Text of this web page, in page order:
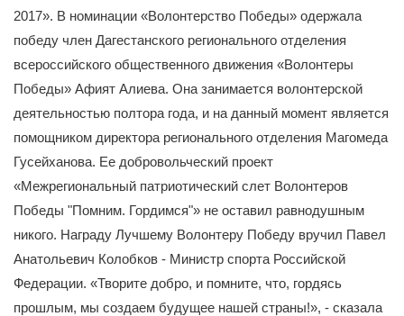
2017». В номинации «Волонтерство Победы» одержала
победу член Дагестанского регионального отделения
всероссийского общественного движения «Волонтеры
Победы» Афият Алиева. Она занимается волонтерской
деятельностью полтора года, и на данный момент является
помощником директора регионального отделения Магомеда
Гусейханова. Ее добровольческий проект
«Межрегиональный патриотический слет Волонтеров
Победы "Помним. Гордимся"» не оставил равнодушным
никого. Награду Лучшему Волонтеру Победу вручил Павел
Анатольевич Колобков - Министр спорта Российской
Федерации. «Творите добро, и помните, что, гордясь
прошлым, мы создаем будущее нашей страны!», - сказала